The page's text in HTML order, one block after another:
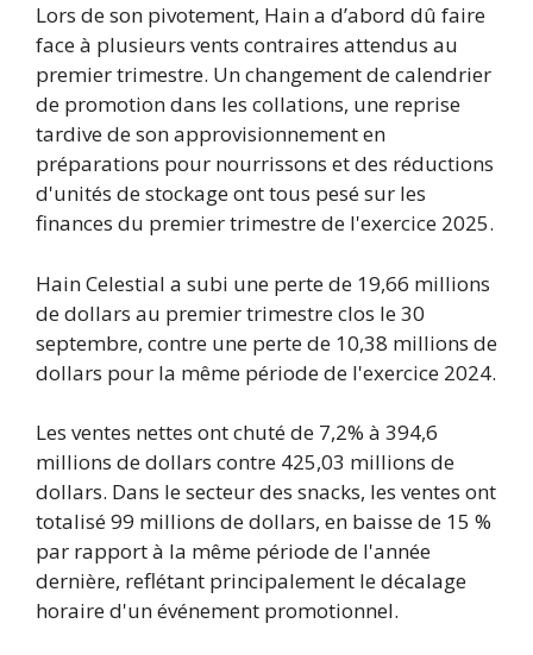
Lors de son pivotement, Hain a d’abord dû faire
face à plusieurs vents contraires attendus au
premier trimestre. Un changement de calendrier
de promotion dans les collations, une reprise
tardive de son approvisionnement en
préparations pour nourrissons et des réductions
d'unités de stockage ont tous pesé sur les
finances du premier trimestre de l'exercice 2025.
Hain Celestial a subi une perte de 19,66 millions
de dollars au premier trimestre clos le 30
septembre, contre une perte de 10,38 millions de
dollars pour la même période de l'exercice 2024.
Les ventes nettes ont chuté de 7,2% à 394,6
millions de dollars contre 425,03 millions de
dollars. Dans le secteur des snacks, les ventes ont
totalisé 99 millions de dollars, en baisse de 15 %
par rapport à la même période de l'année
dernière, reflétant principalement le décalage
horaire d'un événement promotionnel.